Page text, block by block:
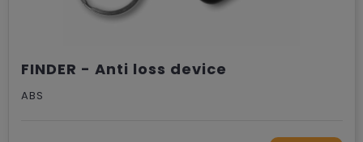
FINDER - Anti loss device
ABS